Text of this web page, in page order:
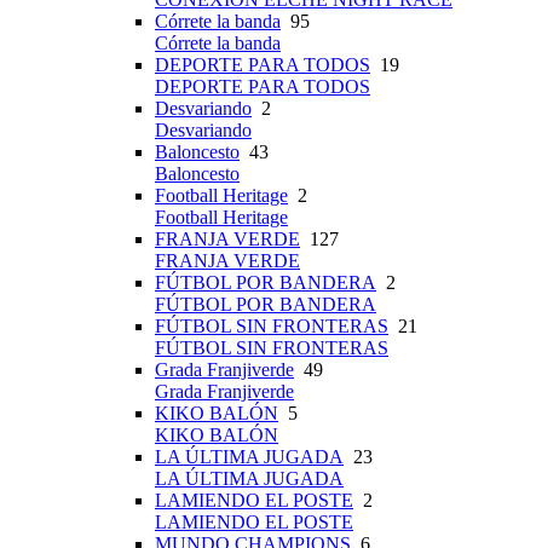
Córrete la banda 95
Córrete la banda
DEPORTE PARA TODOS 19
DEPORTE PARA TODOS
Desvariando 2
Desvariando
Baloncesto 43
Baloncesto
Football Heritage 2
Football Heritage
FRANJA VERDE 127
FRANJA VERDE
FÚTBOL POR BANDERA
2
FÚTBOL POR BANDERA
FÚTBOL SIN FRONTERAS 21
FÚTBOL SIN FRONTERAS
Grada Franjiverde 49
Grada Franjiverde
KIKO BALÓN 5
KIKO BALÓN
LA ÚLTIMA JUGADA
23
LA ÚLTIMA JUGADA
LAMIENDO EL POSTE 2
LAMIENDO EL POSTE